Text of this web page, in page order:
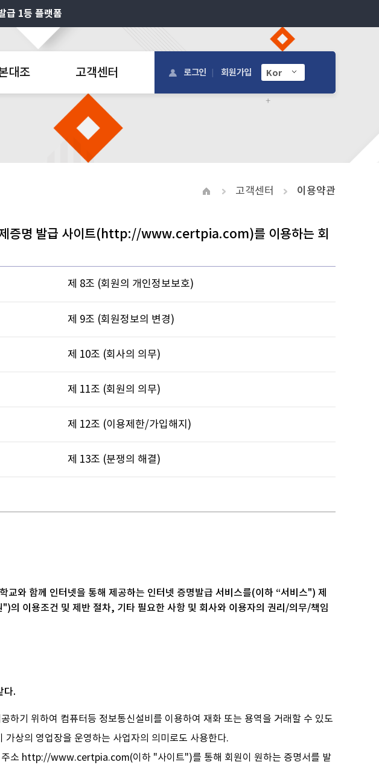
급 1등 플랫폼
대조 고객센터 로그인 회원가입
고객센터 이용약관
증명 발급 사이트(http://www.certpia.com)를 이용하는 회
제 8조 (회원의 개인정보보호)
제 9조 (회원정보의 변경)
제 10조 (회사의 의무)
제 11조 (회원의 의무)
제 12조 (이용제한/가입해지)
제 13조 (분쟁의 해결)
와 함께 인터넷을 통해 제공하는 인터넷 증명발급 서비스를(이하 “서비스") 제
의 이용조건 및 제반 절차, 기타 필요한 사항 및 회사와 이용자의 권리/의무/책임
다.
기 위하여 컴퓨터등 정보통신설비를 이용하여 재화 또는 용역을 거래할 수 있도
상의 영업장을 운영하는 사업자의 의미로도 사용한다.
소 http://www.certpia.com(이하 "사이트")를 통해 회원이 원하는 증명서를 발